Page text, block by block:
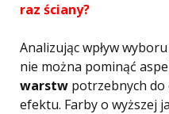
raz ściany?
Analizując wpływ
nie można pominąć
warstw potrzebnych do
efektu. Farby o wyższej